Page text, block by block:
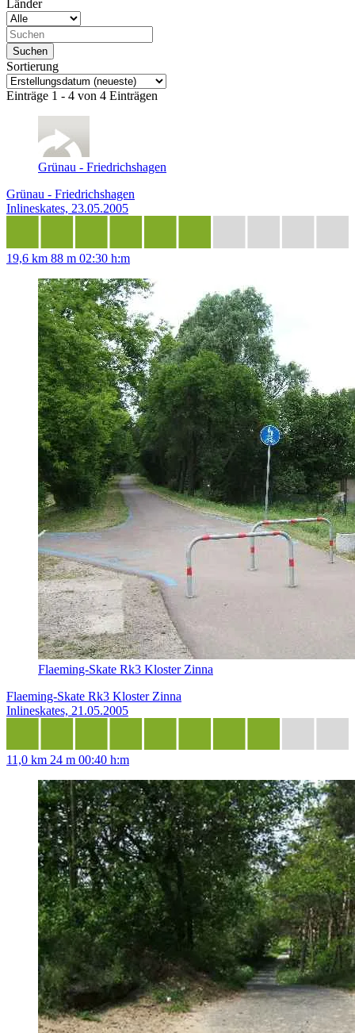
Länder
Sortierung
Einträge 1 - 4 von 4 Einträgen
Grünau - Friedrichshagen
Grünau - Friedrichshagen
Inlineskates, 23.05.2005
19,6 km 88 m 02:30 h:m
Flaeming-Skate Rk3 Kloster Zinna
Flaeming-Skate Rk3 Kloster Zinna
Inlineskates, 21.05.2005
11,0 km 24 m 00:40 h:m